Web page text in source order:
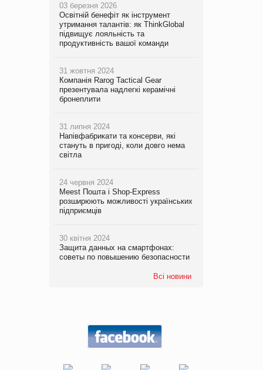
03 березня 2026
Освітній бенефіт як інструмент
утримання талантів: як ThinkGlobal
підвищує лояльність та
продуктивність вашої команди
31 жовтня 2024
Компанія Rarog Tactical Gear
презентувала надлегкі керамічні
бронеплити
31 липня 2024
Напівфабрикати та консерви, які
стануть в пригоді, коли довго нема
світла
24 червня 2024
Meest Пошта і Shop-Express
розширюють можливості українських
підприємців
30 квітня 2024
Защита данных на смартфонах:
советы по повышению безопасности
Всі новини